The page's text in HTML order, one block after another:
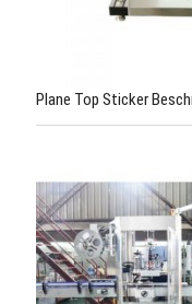
Plane Top Sticker